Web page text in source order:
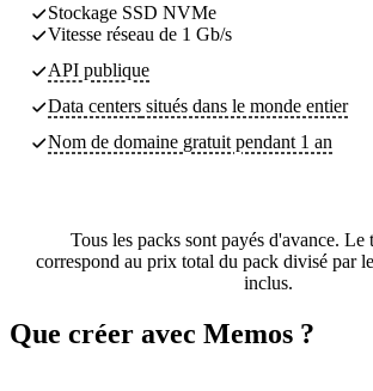
Stockage SSD NVMe
Vitesse réseau de 1 Gb/s
API publique
Data centers situés dans le monde entier
Nom de domaine gratuit pendant 1 an
Tous les packs sont payés d'avance. Le
correspond au prix total du pack divisé par
inclus.
Que créer avec Memos ?